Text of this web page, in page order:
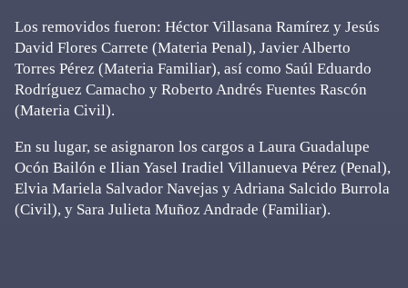
Los removidos fueron: Héctor Villasana Ramírez y Jesús
David Flores Carrete (Materia Penal), Javier Alberto
Torres Pérez (Materia Familiar), así como Saúl Eduardo
Rodríguez Camacho y Roberto Andrés Fuentes Rascón
(Materia Civil).
En su lugar, se asignaron los cargos a Laura Guadalupe
Ocón Bailón e Ilian Yasel Iradiel Villanueva Pérez (Penal),
Elvia Mariela Salvador Navejas y Adriana Salcido Burrola
(Civil), y Sara Julieta Muñoz Andrade (Familiar).